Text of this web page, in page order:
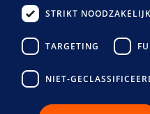
STRIKT NOODZAKELIJK
TARGETING
NIET-